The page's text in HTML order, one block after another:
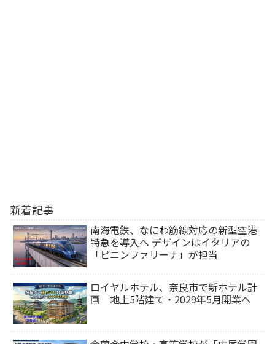
新着記事
南海電鉄、なにわ筋線対応の新型空港
特急を導入へ デザインはイタリアの
「ピニンファリーナ」が担当
ロイヤルホテル、奈良市で新ホテル計
画 地上5階建て・2029年5月開業へ